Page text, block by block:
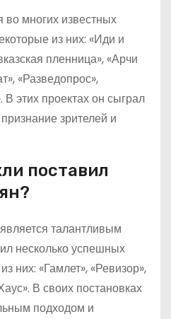
многих известных
из них: «Иди и
пленница», «Арчи
«Разведопрос»,
этих проектах он сыграл
зрителей и
поставил
талантливым
несколько успешных
них: «Гамлет», «Ревизор»,
В своих постановках
подходом и